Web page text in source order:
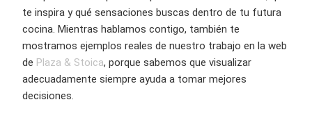
te inspira y qué sensaciones buscas dentro de tu futura
cocina. Mientras hablamos contigo, también te
mostramos ejemplos reales de nuestro trabajo en la web
de Plaza & Stoica, porque sabemos que visualizar
adecuadamente siempre ayuda a tomar mejores
decisiones.